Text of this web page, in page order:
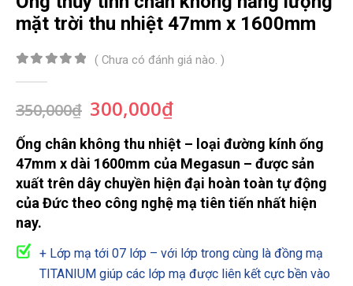
mặt trời thu nhiệt 47mm x 1600mm
( Chưa có đánh giá nào. )
350,000₫ Giá
là:
350,000₫.
300,000₫Giá
tại
là:
300,000₫.
Ống chân không thu nhiệt – loại đường kính ống
47mm x dài 1600mm của Megasun – được sản
xuất trên dây chuyền hiện đại hoàn toàn tự động
của Đức theo công nghệ mạ tiên tiến nhất hiện
nay.
+ Lớp mạ tới 07 lớp – với lớp trong cùng là đồng mạ
TITANIUM giúp các lớp mạ được liên kết cực bền vào